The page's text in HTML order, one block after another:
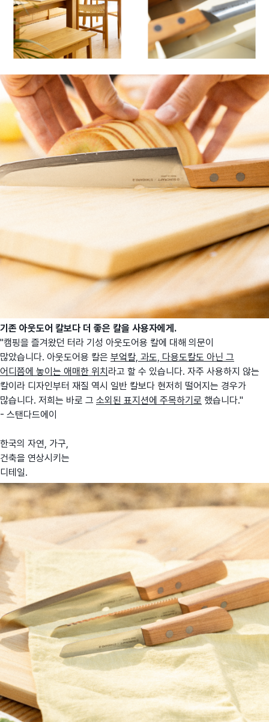
기존 아웃도어 칼보다 더 좋은 칼을 사용자에게 .
"캠핑을 즐겨왔던 터라 기성 아웃도어용 칼에 대해 의문이
많았습니다. 아웃도어용 칼은 부엌칼, 과도, 다용도칼도 아닌 그
어디쯤에 놓이는 애매한 위치라고 할 수 있습니다. 자주 사용하지 않는
칼이라 디자인부터 재질 역시 일반 칼보다 현저히 떨어지는 경우가
많습니다. 저희는 바로 그 소외된 표지션에 주목하기로 했습니다."
- 스탠다드에이
한국의 자연, 가구,
건축을 연상시키는
디테일.